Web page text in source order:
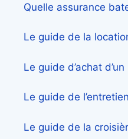
Quelle assurance
Le guide de la
Le guide d’achat
Le guide de
Le guide de la